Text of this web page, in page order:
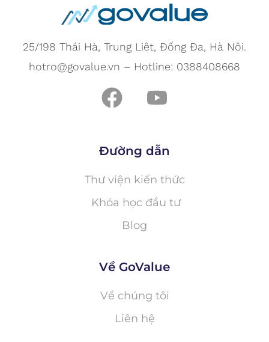
25/198 Thái Hà, Trung Liệt, Đống Đa, Hà Nội.
hotro@govalue.vn – Hotline: 0388408668
Đường dẫn
Thư viện kiến thức
Khóa học đầu tư
Blog
Về GoValue
Về chúng tôi
Liên hệ